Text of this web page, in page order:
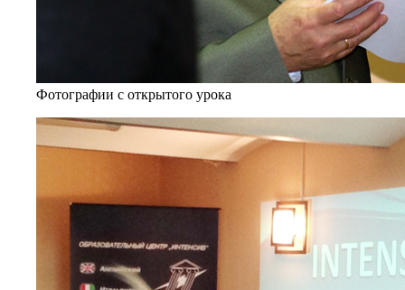
Фотографии с открытого урока